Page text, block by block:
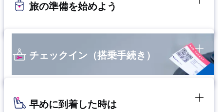
旅の準備を始めよう
チェックイン（搭乗手続き）
早めに到着した時は